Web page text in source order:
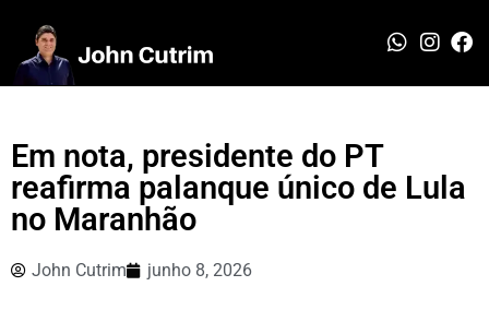
Em nota, presidente do PT
reafirma palanque único de Lula
no Maranhão
John Cutrim junho 8, 2026